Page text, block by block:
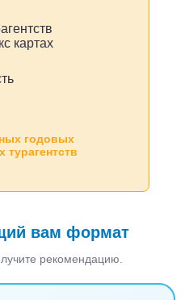
картах
годовых
турагентств
вам формат
рекомендацию.